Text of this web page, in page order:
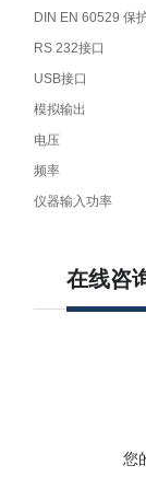
DIN EN 60529 保
RS 232接口
USB接口
模拟输出
电压
频率
仪器输入功率
在线咨
您